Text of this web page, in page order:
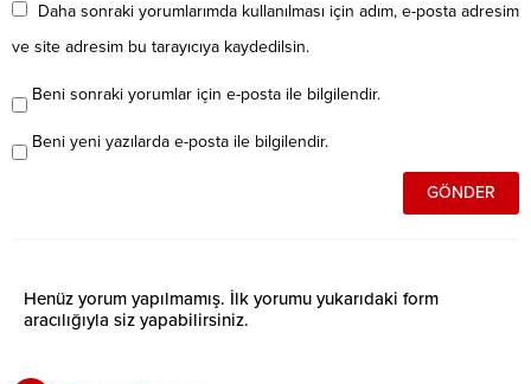
Daha sonraki yorumlarımda kullanılması için adım, e-posta adresim
ve site adresim bu tarayıcıya kaydedilsin.
Beni sonraki yorumlar için e-posta ile bilgilendir.
Beni yeni yazılarda e-posta ile bilgilendir.
Henüz yorum yapılmamış. İlk yorumu yukarıdaki form
aracılığıyla siz yapabilirsiniz.